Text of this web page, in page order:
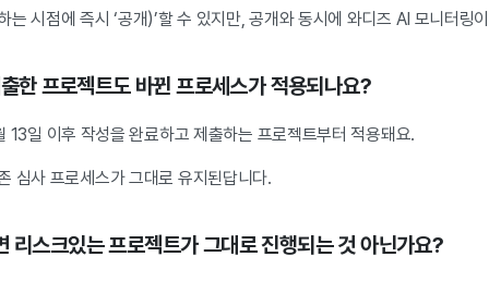
는 시점에 즉시 ‘공개)’할 수 있지만, 공개와 동시에 와디즈 AI 모니터링
한 프로젝트도 바뀐 프로세스가 적용되나요?
일 이후 작성을 완료하고 제출하는 프로젝트부터 적용돼요.
심사 프로세스가 그대로 유지된답니다.
리스크있는 프로젝트가 그대로 진행되는 것 아닌가요?